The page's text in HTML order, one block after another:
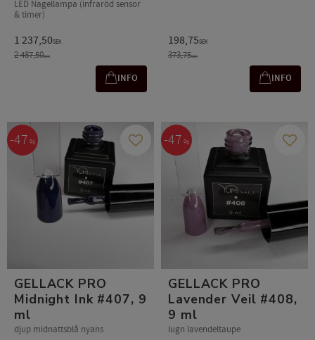
LED Nagellampa (infraröd sensor
& timer)
1 237,50SEK
2 487,50SEK
INFO
198,75SEK
373,75SEK
INFO
GELLACK PRO
Midnight Ink #407, 9
ml
djup midnattsblå nyans
47 % Gem som favorit
GELLACK PRO
Lavender Veil #408,
9 ml
lugn lavendeltaupe
47 % Gem